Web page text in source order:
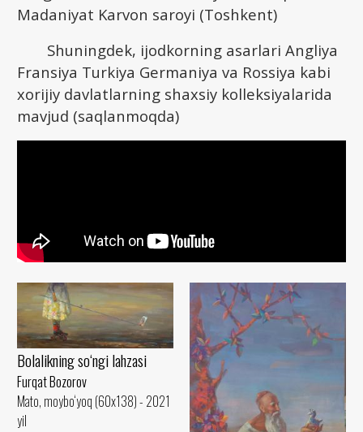
Madaniyat Karvon saroyi (Toshkent)
Shuningdek, ijodkorning asarlari Angliya
Fransiya Turkiya Germaniya va Rossiya kabi
xorijiy davlatlarning shaxsiy kolleksiyalarida
mavjud (saqlanmoqda)
Bolalikning so‘ngi lahzasi
Furqat Bozorov
Mato, moybo‘yoq (60x138) - 2021
yil